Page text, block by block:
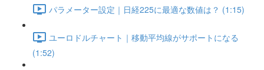
パラメーター設定｜日経225に最適な数値は？ (1:15)
ユーロドルチャート｜移動平均線がサポートになる
(1:52)